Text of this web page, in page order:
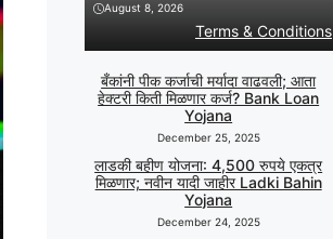
August 8, 2026
Terms & Conditions
बँकांनी पीक कर्जाची मर्यादा वाढवली; आता
हेक्टरी किती मिळणार कर्ज? Bank Loan
Yojana
December 25, 2025
लाडकी बहीण योजना: 4,500 रुपये एकत्र
मिळणार; नवीन यादी जाहीर Ladki Bahin
Yojana
December 24, 2025